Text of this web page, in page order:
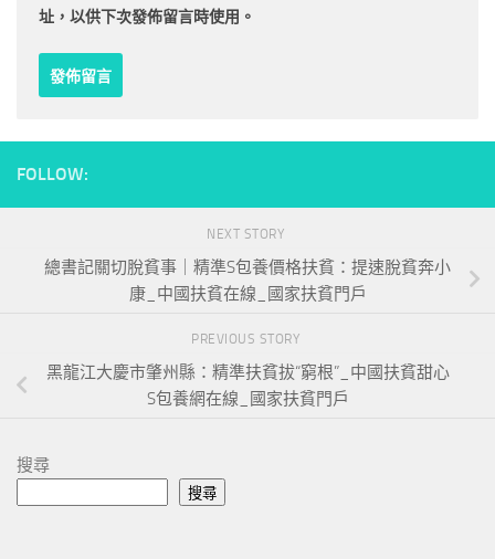
址，以供下次發佈留言時使用。
FOLLOW:
NEXT STORY
總書記關切脫貧事｜精準S包養價格扶貧：提速脫貧奔小
康_中國扶貧在線_國家扶貧門戶
PREVIOUS STORY
黑龍江大慶市肇州縣：精準扶貧拔“窮根”_中國扶貧甜心
S包養網在線_國家扶貧門戶
搜尋
搜尋